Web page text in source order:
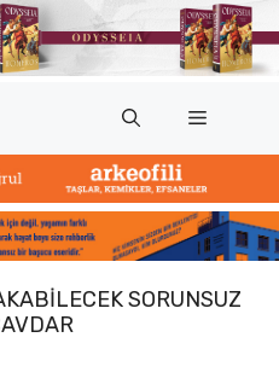
Menü
SORUNSUZ